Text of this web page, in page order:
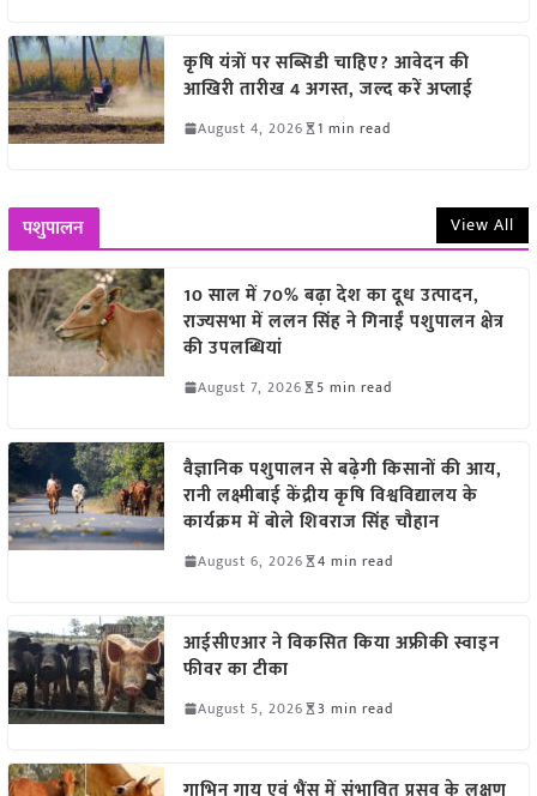
कृषि यंत्रों पर सब्सिडी चाहिए? आवेदन की
आखिरी तारीख 4 अगस्त, जल्द करें अप्लाई
August 4, 2026 1 min read
पशुपालन View All
10 साल में 70% बढ़ा देश का दूध उत्पादन,
राज्यसभा में ललन सिंह ने गिनाईं पशुपालन क्षेत्र
की उपलब्धियां
August 7, 2026 5 min read
वैज्ञानिक पशुपालन से बढ़ेगी किसानों की आय,
रानी लक्ष्मीबाई केंद्रीय कृषि विश्वविद्यालय के
कार्यक्रम में बोले शिवराज सिंह चौहान
August 6, 2026 4 min read
आईसीएआर ने विकसित किया अफ्रीकी स्वाइन
फीवर का टीका
August 5, 2026 3 min read